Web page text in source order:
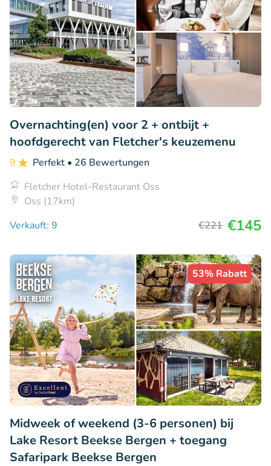
Overnachting(en) voor 2 + ontbijt +
hoofdgerecht van Fletcher's keuzemenu
9 Perfekt • 26 Bewertungen
Fletcher Hotel-Restaurant Oss
Oss (17km)
Verkauft: 9
€221 €145
53% Rabatt
Midweek of weekend (3-6 personen) bij
Lake Resort Beekse Bergen + toegang
Safaripark Beekse Bergen